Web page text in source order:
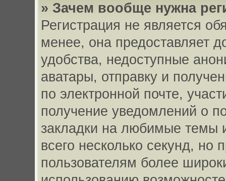
» Зачем вообще нужна
Регистрация не является
менее, она предоставляет
удобства, недоступные
аватары, отправку и
по электронной почте,
получение уведомлений о
закладки на любимые темы
всего несколько секунд, но
пользователям более